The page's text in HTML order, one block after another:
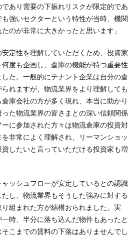
あり需要の下振れリスクが限定的であ
強いセクターという特性が当時、機関
のが非常に大きかったと思います」
安定性を理解していただくため、投資家
度も企画し、倉庫の機能が持つ重要性
た。一般的にテナント企業は自分の倉
れますが、物流業界をより理解しても
庫会社の方が多く現れ、本当に助かり
た物流業界の皆さまとの深い信頼関係
に参加された方々は物流倉庫の投資対
非常によく理解され、リーマンショッ
したいと言っていただける投資家も増
ャッシュフローが安定しているとの認識
し、物流業界もそうした強みに対する
組まれた方が結構おられました。実
時、半分に落ち込んだ物件もあったと
こまでの賃料の下落はありませんでし